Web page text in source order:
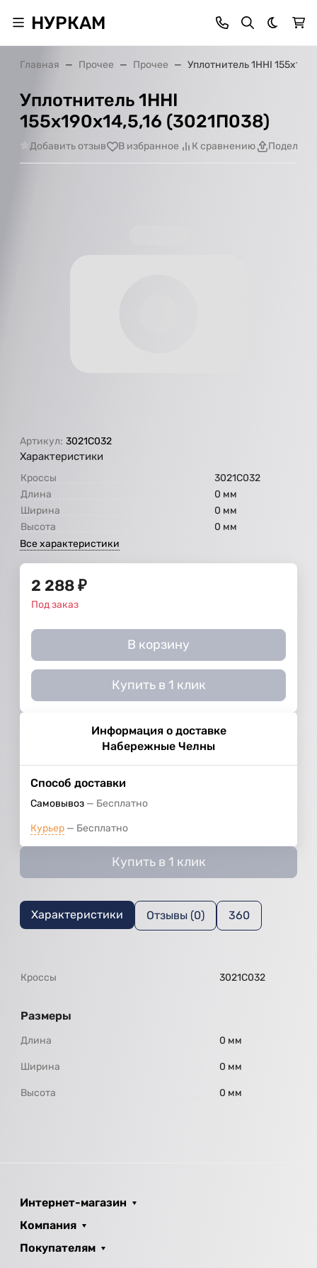
НУРКАМ Темная
Главная Прочее Прочее Уплотнитель 1ННI
Уплотнитель 1ННI
155х190х14,5,16 (3021П038)
Добавить отзыв В избранное К сравнению
Артикул: 3021С032
Характеристики
Кроссы
3021С032
Длина
0 мм
Ширина
0 мм
Высота
0 мм
Все характеристики
2 288 ₽
Под заказ
В корзину
Купить в 1 клик
Информация о доставке
Набережные Челны
Способ доставки
Самовывоз Бесплатно
Курьер Бесплатно
Купить в 1 клик
Характеристики Отзывы (0) 360
Кроссы 3021С032
Размеры
Длина 0 мм
Ширина 0 мм
Высота 0 мм
Интернет-магазин
Компания
Покупателям